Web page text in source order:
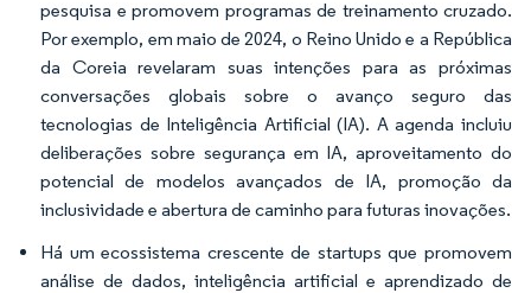
pesquisa e promovem programas de treinamento cruzado.
Por exemplo, em maio de 2024, o Reino Unido e a República
da Coreia revelaram suas intenções para as próximas
conversações globais sobre o avanço seguro das
tecnologias de Inteligência Artificial (IA). A agenda incluiu
deliberações sobre segurança em IA, aproveitamento do
potencial de modelos avançados de IA, promoção da
inclusividade e abertura de caminho para futuras inovações.
Há um ecossistema crescente de startups que promovem
análise de dados, inteligência artificial e aprendizado de